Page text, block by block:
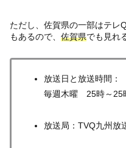
ただし、佐賀県の一部はテレ
もあるので、 佐賀県でも見れ
放送日と放送時間：
毎週木曜 25時～25
放送局：TVQ九州放